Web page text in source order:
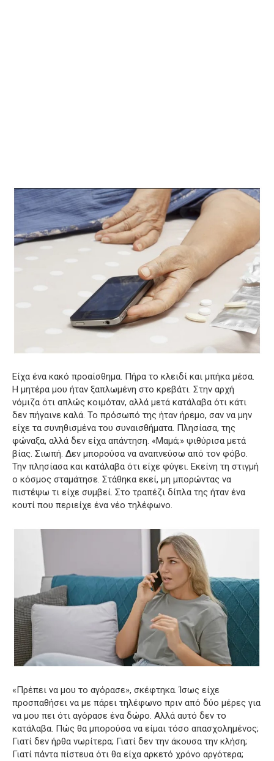
Είχα ένα κακό προαίσθημα. Πήρα το κλειδί και μπήκα μέσα.
Η μητέρα μου ήταν ξαπλωμένη στο κρεβάτι. Στην αρχή
νόμιζα ότι απλώς κοιμόταν, αλλά μετά κατάλαβα ότι κάτι
δεν πήγαινε καλά. Το πρόσωπό της ήταν ήρεμο, σαν να μην
είχε τα συνηθισμένα του συναισθήματα. Πλησίασα, της
φώναξα, αλλά δεν είχα απάντηση. «Μαμά;» ψιθύρισα μετά
βίας. Σιωπή. Δεν μπορούσα να αναπνεύσω από τον φόβο.
Την πλησίασα και κατάλαβα ότι είχε φύγει. Εκείνη τη στιγμή
ο κόσμος σταμάτησε. Στάθηκα εκεί, μη μπορώντας να
πιστέψω τι είχε συμβεί. Στο τραπέζι δίπλα της ήταν ένα
κουτί που περιείχε ένα νέο τηλέφωνο.
«Πρέπει να μου το αγόρασε», σκέφτηκα. Ίσως είχε
προσπαθήσει να με πάρει τηλέφωνο πριν από δύο μέρες για
να μου πει ότι αγόρασε ένα δώρο. Αλλά αυτό δεν το
κατάλαβα. Πώς θα μπορούσα να είμαι τόσο απασχολημένος;
Γιατί δεν ήρθα νωρίτερα; Γιατί δεν την άκουσα την κλήση;
Γιατί πάντα πίστευα ότι θα είχα αρκετό χρόνο αργότερα;